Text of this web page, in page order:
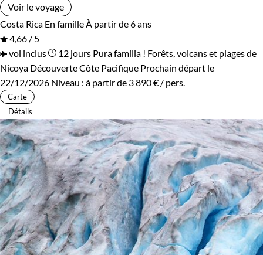
Voir le voyage
Costa Rica En famille À partir de 6 ans
4,66 / 5
vol inclus
12 jours Pura familia ! Forêts, volcans et plages de
Nicoya Découverte Côte Pacifique Prochain départ le
22/12/2026 Niveau : à partir de 3 890 € / pers.
Carte
Détails